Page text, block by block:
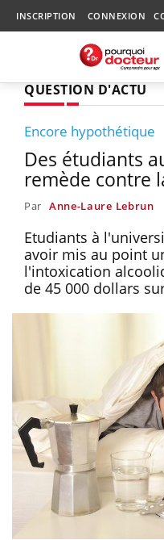
INSCRIPTION CONNEXION
QUESTION D'ACTU
Encore hypothétique
Des étudiants
remède contre
Par Anne-Laure Lebrun
Etudiants à
avoir mis au point
l'intoxication
de 45 000 dollars